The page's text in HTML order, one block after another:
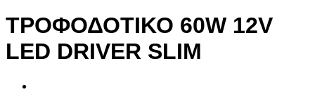
ΤΡΟΦΟΔΟΤΙΚΟ 60W 12V
LED DRIVER SLIM